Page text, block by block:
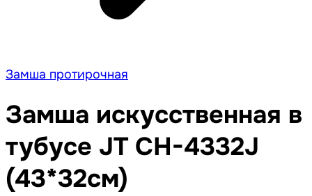
Замша протирочная
Замша искусственная в
тубусе JT CH-4332J
(43*32см)